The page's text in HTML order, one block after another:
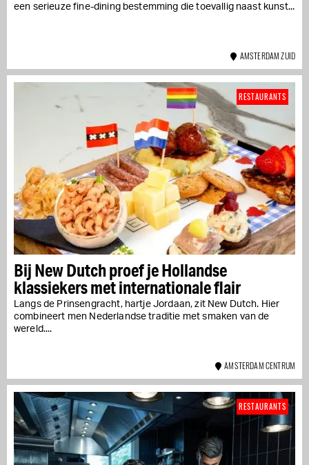
een serieuze fine-dining bestemming die toevallig naast kunst...
AMSTERDAM ZUID
Bij New Dutch proef je Hollandse
klassiekers met internationale flair
Langs de Prinsengracht, hartje Jordaan, zit New Dutch. Hier
combineert men Nederlandse traditie met smaken van de
wereld....
RESTAURANTS
AMSTERDAM CENTRUM
RESTAURANTS